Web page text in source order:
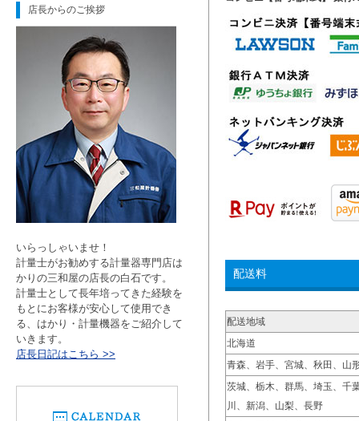
配送料
配送地域
北海道
青森、岩手、宮城、秋田、山
茨城、栃木、群馬、埼玉、千
川、新潟、山梨、長野
店長からのご挨拶
いらっしゃいませ！
計量士がお勧めする計量器専門店は
かりの三和屋の店長の白石です。
計量士として長年培ってきた経験を
もとにお客様が安心して使用でき
る、はかり・計量機器をご紹介して
いきます。
店長日記はこちら >>